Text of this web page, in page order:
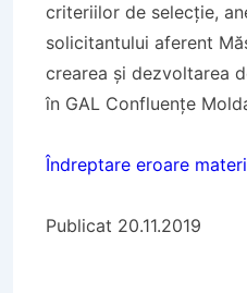
criteriilor de selecție,
solicitantului aferent
crearea și dezvoltarea
în GAL Confluențe
Îndreptare eroare
Publicat 20.11.2019